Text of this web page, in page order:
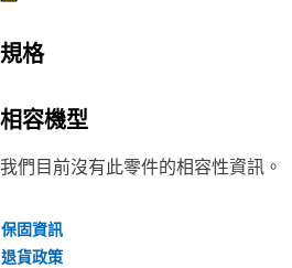
規格
相容機型
我們目前沒有此零件的相容性資訊。
保固資訊
退貨政策